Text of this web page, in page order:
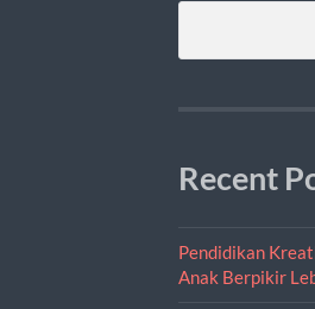
Recent
Pendidikan
Anak Berpikir